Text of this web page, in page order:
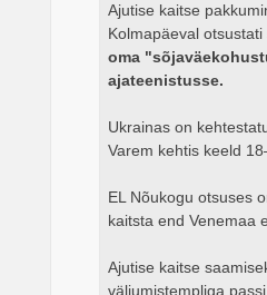
Ajutise kaitse
Kolmapäeval
oma
ajateenistusse.
Ukrainas on
Varem kehtis keeld
EL Nõukogu otsuses
kaitsta end Venemaa
Ajutise kaitse
väljumistempliga